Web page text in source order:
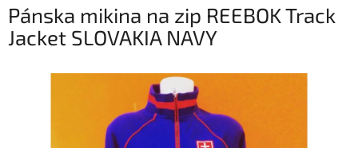
Pánska mikina na zip REEBOK Track
Jacket SLOVAKIA NAVY